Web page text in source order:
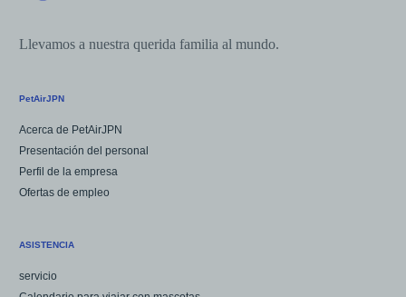
Llevamos a nuestra querida familia al mundo.
PetAirJPN
Acerca de PetAirJPN
Presentación del personal
Perfil de la empresa
Ofertas de empleo
ASISTENCIA
servicio